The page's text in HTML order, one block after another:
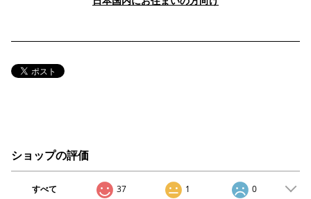
ショップの評価
すべて 37 1 0